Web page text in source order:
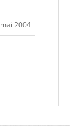
mai 2004